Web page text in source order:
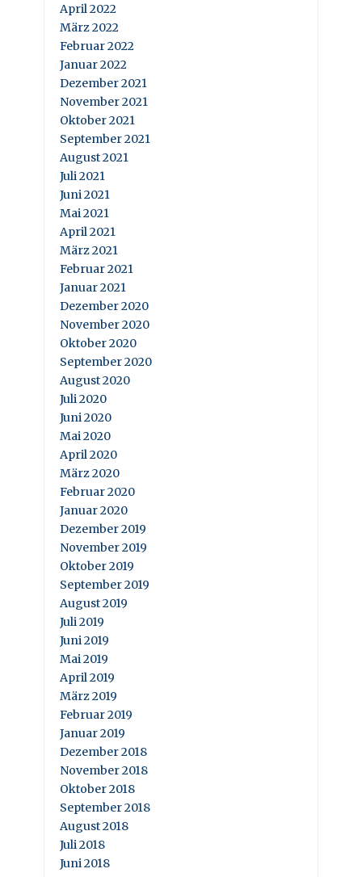
April 2022
März 2022
Februar 2022
Januar 2022
Dezember 2021
November 2021
Oktober 2021
September 2021
August 2021
Juli 2021
Juni 2021
Mai 2021
April 2021
März 2021
Februar 2021
Januar 2021
Dezember 2020
November 2020
Oktober 2020
September 2020
August 2020
Juli 2020
Juni 2020
Mai 2020
April 2020
März 2020
Februar 2020
Januar 2020
Dezember 2019
November 2019
Oktober 2019
September 2019
August 2019
Juli 2019
Juni 2019
Mai 2019
April 2019
März 2019
Februar 2019
Januar 2019
Dezember 2018
November 2018
Oktober 2018
September 2018
August 2018
Juli 2018
Juni 2018